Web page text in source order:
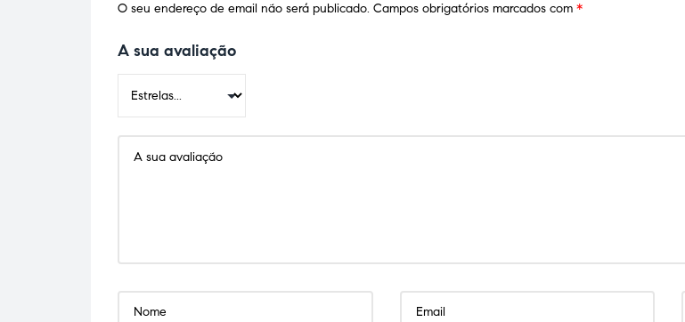
O seu endereço de email não será publicado. Campos obrigatórios marcados com *
A sua avaliação